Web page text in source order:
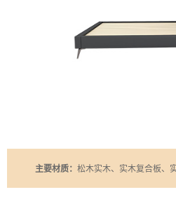
主要材质： 松木实木、实木复合板、